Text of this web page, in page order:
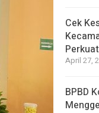
Cek
April 27,
BPBD